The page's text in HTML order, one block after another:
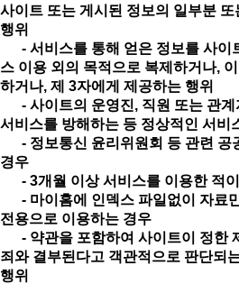
사이트 또는 게시된 정보의 일부분
행위
- 서비스를 통해 얻은 정보를 사이
스 이용 외의 목적으로 복제하거나,
하거나, 제 3자에게 제공하는 행위
- 사이트의 운영진, 직원 또는 관계
서비스를 방해하는 등 정상적인 서비
- 정보통신 윤리위원회 등 관련 공
경우
- 3개월 이상 서비스를 이용한 적
- 마이홈에 인덱스 파일없이 자료
전용으로 이용하는 경우
- 약관을 포함하여 사이트이 정한
죄와 결부된다고 객관적으로 판단되
행위